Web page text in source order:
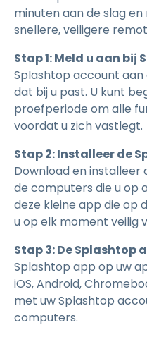
minuten aan de slag
snellere, veiligere
Stap 1: Meld u aan bij
Splashtop account
dat bij u past. U kunt
proefperiode om alle
voordat u zich vastlegt.
Stap 2: Installeer de
Download en installeer
de computers die u op
deze kleine app die op
u op elk moment veilig
Stap 3: De Splashtop
Splashtop app op uw
iOS, Android,
met uw Splashtop
computers.